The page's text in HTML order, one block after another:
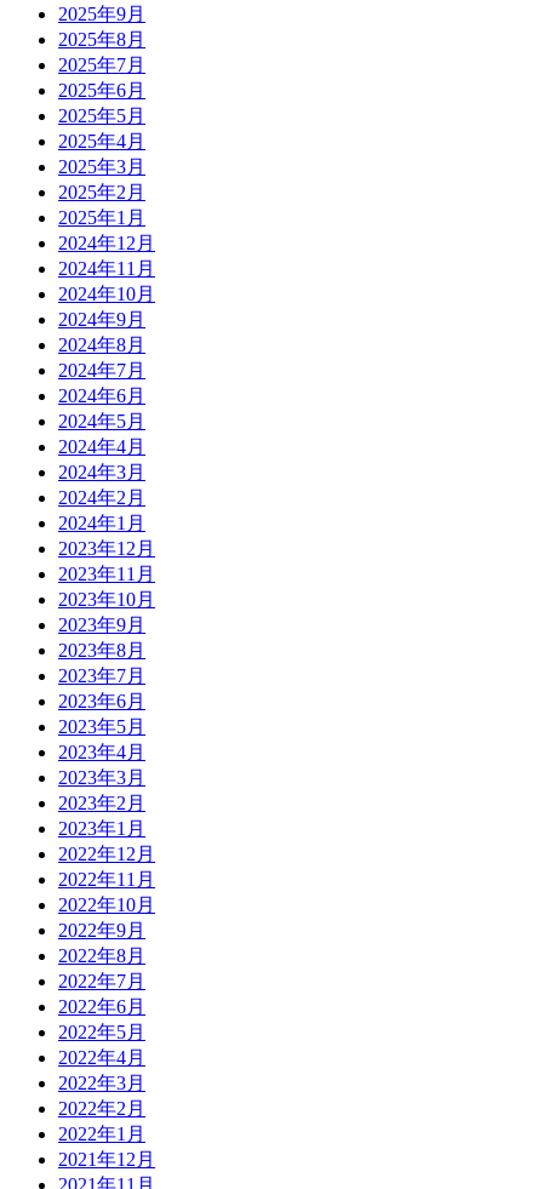
2025年9月
2025年8月
2025年7月
2025年6月
2025年5月
2025年4月
2025年3月
2025年2月
2025年1月
2024年12月
2024年11月
2024年10月
2024年9月
2024年8月
2024年7月
2024年6月
2024年5月
2024年4月
2024年3月
2024年2月
2024年1月
2023年12月
2023年11月
2023年10月
2023年9月
2023年8月
2023年7月
2023年6月
2023年5月
2023年4月
2023年3月
2023年2月
2023年1月
2022年12月
2022年11月
2022年10月
2022年9月
2022年8月
2022年7月
2022年6月
2022年5月
2022年4月
2022年3月
2022年2月
2022年1月
2021年12月
2021年11月